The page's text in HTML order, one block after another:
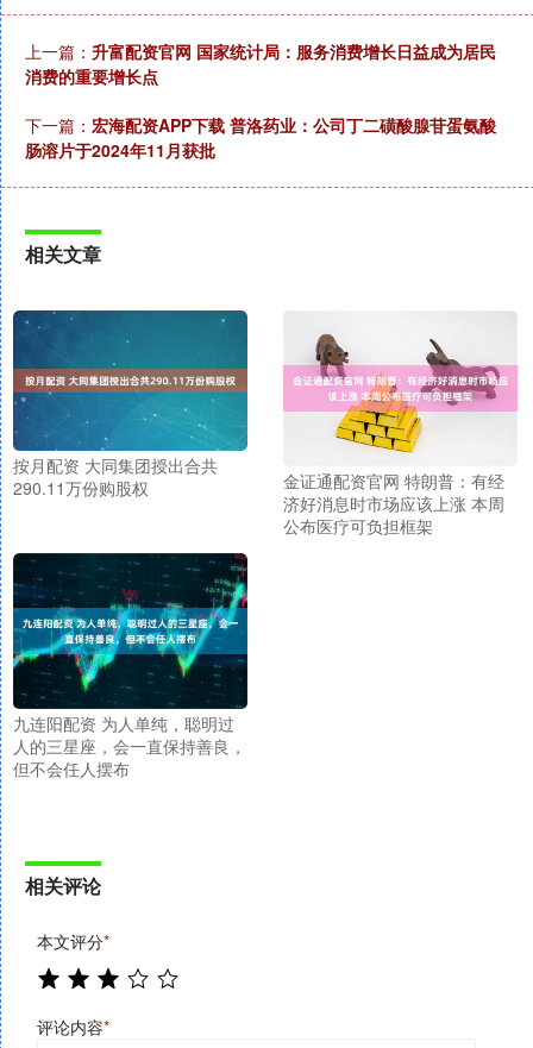
上一篇： 升富配资官网 国家统计局：服务消费增长日益成为居民
消费的重要增长点
下一篇： 宏海配资APP下载 普洛药业：公司丁二磺酸腺苷蛋氨酸
肠溶片于2024年11月获批
相关文章
按月配资 大同集团授出合共
290.11万份购股权
金证通配资官网 特朗普：有经
济好消息时市场应该上涨 本周
公布医疗可负担框架
九连阳配资 为人单纯，聪明过
人的三星座，会一直保持善良，
但不会任人摆布
相关评论
本文评分*
评论内容*